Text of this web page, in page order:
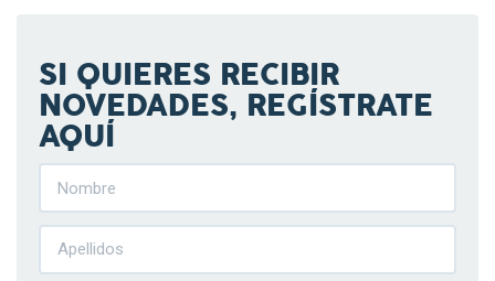
SI QUIERES RECIBIR
NOVEDADES, REGÍSTRATE
AQUÍ